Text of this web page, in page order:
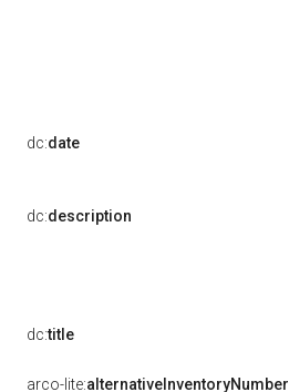
dc:date
dc:description
dc:title
arco-lite:alternativeInventoryNumber